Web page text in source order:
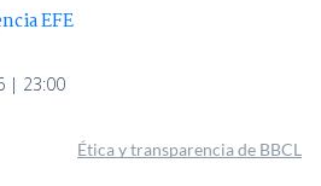
EFE
| 23:00
Ética y transparencia de BBCL